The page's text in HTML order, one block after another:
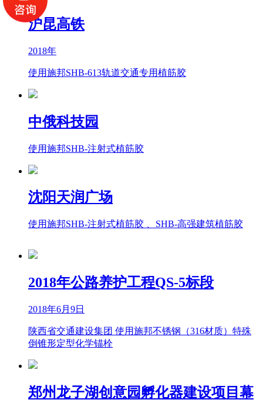
沪昆高铁
2018年
使用施邦SHB-613轨道交通专用植筋胶
中俄科技园
使用施邦SHB-注射式植筋胶
沈阳天润广场
使用施邦SHB-注射式植筋胶 、SHB-高强建筑植筋胶
2018年公路养护工程QS-5标段
2018年6月9日
陕西省交通建设集团 使用施邦不锈钢（316材质）特殊
倒锥形定型化学锚栓
郑州龙子湖创意园孵化器建设项目幕